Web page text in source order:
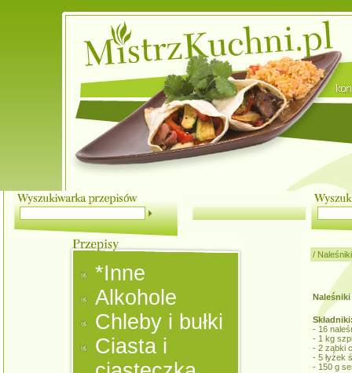
*Inne
Alkohole
Chleby i bułki
Ciasta i
/
- 16
- 1 kg
- 2 ząbki
- 5 łyżek
- 150 g